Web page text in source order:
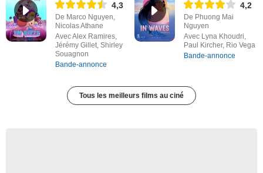
4,3
De Marco Nguyen,
Nicolas Athane
Avec Alex Ramires,
Jérémy Gillet, Shirley
Souagnon
Bande-annonce
4,2
De Phuong Mai
Nguyen
Avec Lyna Khoudri,
Paul Kircher, Rio Vega
Bande-annonce
Tous les meilleurs films au ciné